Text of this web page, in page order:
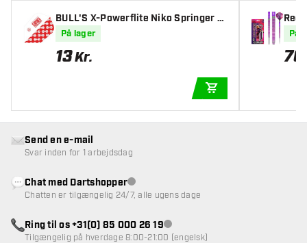
BULL'S X-Powerflite Niko Springer X
XL - Dart Flights
På lager
13Kr.
Red
pile
På
Send en e-mail
Svar inden for 1 arbejdsdag
Chat med DartshopperKundeservice ikke tilgængelig
Chatten er tilgængelig 24/7, alle ugens dage
Ring til os +31(0) 85 000 26 19Kundeservice ikke tilgængelig
Tilgængelig på hverdage 8:00-21:00 (engelsk)